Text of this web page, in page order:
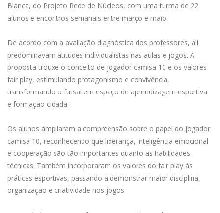
Blanca, do Projeto Rede de Núcleos, com uma turma de 22
alunos e encontros semanais entre março e maio.
De acordo com a avaliação diagnóstica dos professores, ali
predominavam atitudes individualistas nas aulas e jogos. A
proposta trouxe o conceito de jogador camisa 10 e os valores
fair play, estimulando protagonismo e convivência,
transformando o futsal em espaço de aprendizagem esportiva
e formação cidadã.
Os alunos ampliaram a compreensão sobre o papel do jogador
camisa 10, reconhecendo que liderança, inteligência emocional
e cooperação são tão importantes quanto as habilidades
técnicas. Também incorporaram os valores do fair play às
práticas esportivas, passando a demonstrar maior disciplina,
organização e criatividade nos jogos.